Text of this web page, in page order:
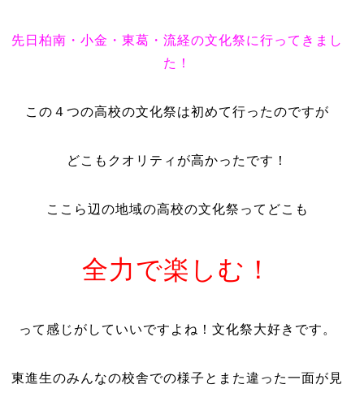
先日柏南・小金・東葛・流経の文化祭に行ってきまし
た！
この４つの高校の文化祭は初めて行ったのですが
どこもクオリティが高かったです！
ここら辺の地域の高校の文化祭ってどこも
全力で楽しむ！
って感じがしていいですよね！文化祭大好きです。
東進生のみんなの校舎での様子とまた違った一面が見